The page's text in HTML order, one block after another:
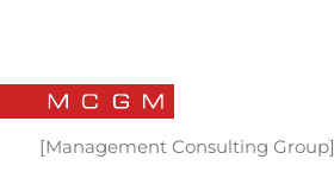
[Management Consulting Group]